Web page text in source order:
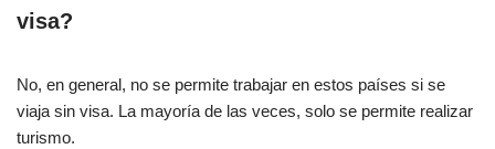
visa?
No, en general, no se permite trabajar en estos países si se
viaja sin visa. La mayoría de las veces, solo se permite realizar
turismo.